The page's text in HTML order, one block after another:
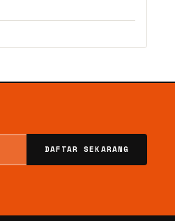
DAFTAR SEKARANG